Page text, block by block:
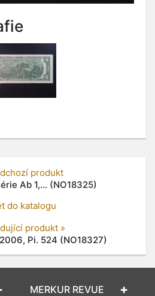
produkt
Ab 1,... (NO18325)
do katalogu
produkt »
Pi. 524 (NO18327)
MERKUR REVUE